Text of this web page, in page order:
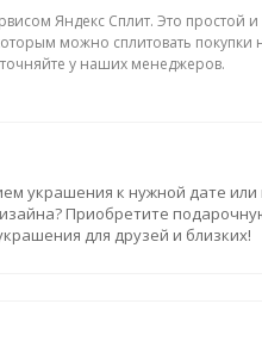
Яндекс Сплит. Это простой и
можно сплитовать покупки
у наших менеджеров.
украшения к нужной дате или
Приобретите
для друзей и близких!